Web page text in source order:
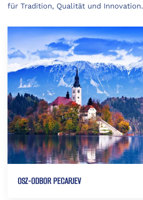
für Tradition, Qualität und Innovation.
OSZ-ODBOR PECARJEV